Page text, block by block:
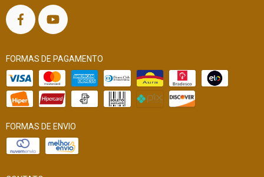
FORMAS DE PAGAMENTO
FORMAS DE ENVIO